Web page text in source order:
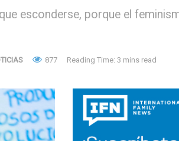
esconderse, porque el
877 Reading Time: 3 mins read